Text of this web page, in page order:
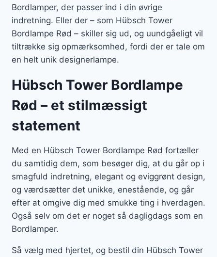
Bordlamper, der passer ind i din øvrige
indretning. Eller der – som Hübsch Tower
Bordlampe Rød – skiller sig ud, og uundgåeligt vil
tiltrække sig opmærksomhed, fordi der er tale om
en helt unik designerlampe.
Hübsch Tower Bordlampe
Rød – et stilmæssigt
statement
Med en Hübsch Tower Bordlampe Rød fortæller
du samtidig dem, som besøger dig, at du går op i
smagfuld indretning, elegant og eviggrønt design,
og værdsætter det unikke, enestående, og går
efter at omgive dig med smukke ting i hverdagen.
Også selv om det er noget så dagligdags som en
Bordlamper.
Så vælg med hjertet, og bestil din Hübsch Tower